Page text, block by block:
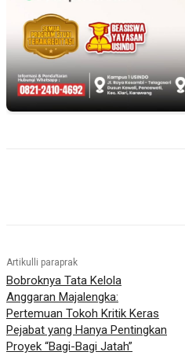
Artikulli paraprak
Bobroknya Tata Kelola
Anggaran Majalengka:
Pertemuan Tokoh Kritik Keras
Pejabat yang Hanya Pentingkan
Proyek “Bagi-Bagi Jatah”